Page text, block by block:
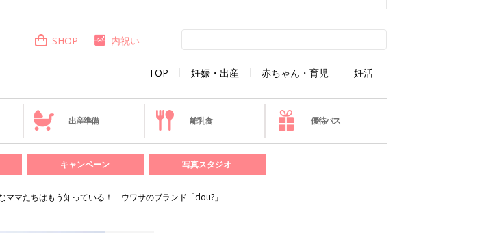
TOP 妊娠・出産 赤ちゃん・育児 妊活
SHOP 内祝い
出産準備 離乳食 優待パス
キャンペーン 写真スタジオ
ママたちはもう知っている！ ウワサのブランド「dou?」